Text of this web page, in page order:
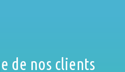
de nos clients